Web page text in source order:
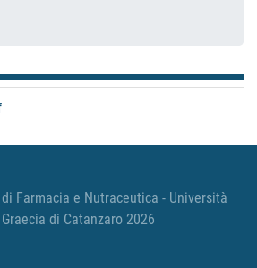
Farmacia e Nutraceutica - Università
di Catanzaro 2026